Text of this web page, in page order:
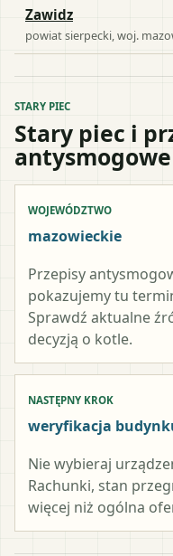
Zawidz
powiatsierpecki , woj.
STARY PIEC
Stary piec i
antysmogowe
WOJEWÓDZTWO
mazowieckie
Przepisy
pokazujemy tu
Sprawdź aktualne
decyzją o kotle.
NASTĘPNY KROK
weryfikacja
Nie wybieraj
Rachunki, stan
więcej niż ogólna